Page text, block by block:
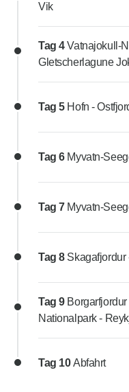
Vik
Tag 4Vatnajokull-
Gletscherlagune
Tag 5 Hofn -
Tag 6 Myvatn-
Tag 7 Myvatn-
Tag 8 Skagafjordur
Tag 9
Nationalpark -
Tag 10Abfahrt